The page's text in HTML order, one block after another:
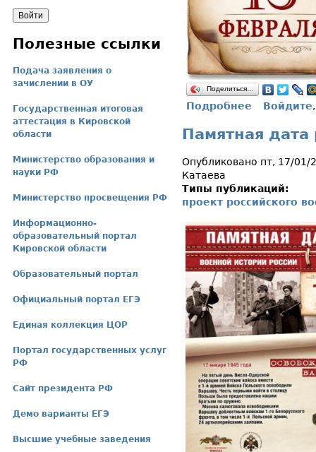
Поделиться…
Подробнее о Памятная
Войдите
Памятная дата
Опубликовано пт, 17/01/
Катаева
Типы публикаций:
проект российского
Полезные ссылки
Подача заявления о
зачислении в ОУ
Государственная итоговая
аттестация в Кировской
области
Министерство образования и
науки РФ
Министерство просвещения РФ
Информационно-
образовательный портал
Кировской области
Образовательный портал
Официальный портал ЕГЭ
Единая коллекция ЦОР
Портал государственных услуг
РФ
Сайт президента РФ
Демо варианты ЕГЭ
Высшие учебные заведения